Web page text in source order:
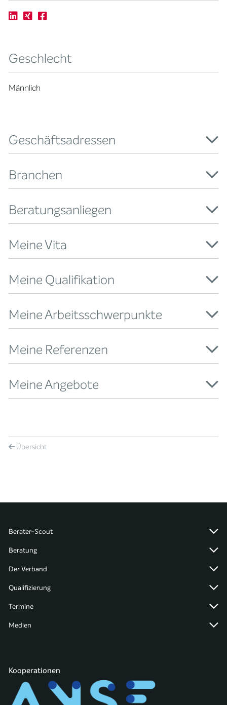
Geschlecht
Männlich
Geschäftsadressen
Branchen
Beratungsanliegen
Meine Vita
Meine Qualifikation
Meine Arbeitsschwerpunkte
Meine Referenzen
Meine Angebote
Übersicht
Berater-Scout
Beratung
Der Verband
Qualifizierung
Termine
Medien
Kooperationen